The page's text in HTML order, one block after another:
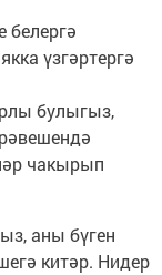
белергә
үзгәртергә
булыгыз,
чакырып
аны бүген
китәр. Нидер